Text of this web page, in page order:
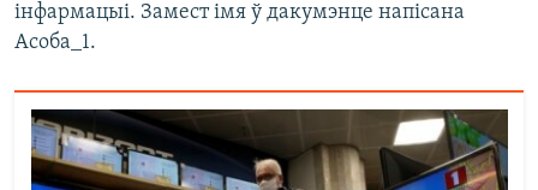
інфармацыі. Замест імя ў дакумэнце напісана
Асоба_1.